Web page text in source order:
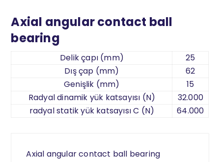
Axial angular contact ball
bearing
Delik çapı (mm)
25
Dış çap (mm)
62
Genişlik (mm)
15
Radyal dinamik yük katsayısı (N)
32.000
radyal statik yük katsayısı C (N)
64.000
Axial angular contact ball bearing